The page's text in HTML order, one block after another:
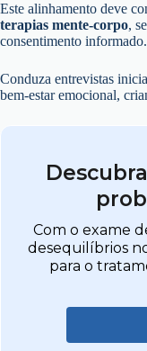
Este alinhamento deve
terapias mente-corpo,
consentimento informado.
Conduza entrevistas
bem-estar emocional,
Com o exame
desequilíbrios
para o